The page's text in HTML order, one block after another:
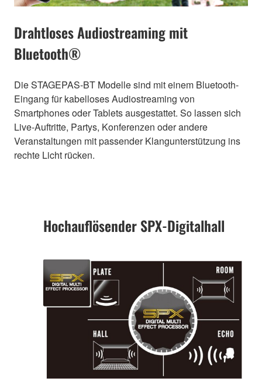
Drahtloses Audiostreaming mit
Bluetooth®
Die STAGEPAS-BT Modelle sind mit einem Bluetooth-
Eingang für kabelloses Audiostreaming von
Smartphones oder Tablets ausgestattet. So lassen sich
Live-Auftritte, Partys, Konferenzen oder andere
Veranstaltungen mit passender Klangunterstützung ins
rechte Licht rücken.
Hochauflösender SPX-Digitalhall